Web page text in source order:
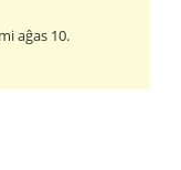
aĝas 10.